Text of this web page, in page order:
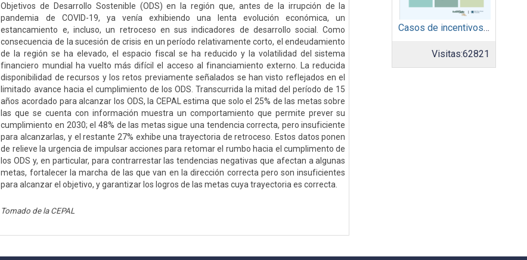
Objetivos de Desarrollo Sostenible (ODS) en la región que, antes de la irrupción de la
pandemia de COVID-19, ya venía exhibiendo una lenta evolución económica, un
estancamiento e, incluso, un retroceso en sus indicadores de desarrollo social. Como
consecuencia de la sucesión de crisis en un período relativamente corto, el endeudamiento
de la región se ha elevado, el espacio fiscal se ha reducido y la volatilidad del sistema
financiero mundial ha vuelto más difícil el acceso al financiamiento externo. La reducida
disponibilidad de recursos y los retos previamente señalados se han visto reflejados en el
limitado avance hacia el cumplimiento de los ODS. Transcurrida la mitad del período de 15
años acordado para alcanzar los ODS, la CEPAL estima que solo el 25% de las metas sobre
las que se cuenta con información muestra un comportamiento que permite prever su
cumplimiento en 2030; el 48% de las metas sigue una tendencia correcta, pero insuficiente
para alcanzarlas, y el restante 27% exhibe una trayectoria de retroceso. Estos datos ponen
de relieve la urgencia de impulsar acciones para retomar el rumbo hacia el cumplimento de
los ODS y, en particular, para contrarrestar las tendencias negativas que afectan a algunas
metas, fortalecer la marcha de las que van en la dirección correcta pero son insuficientes
para alcanzar el objetivo, y garantizar los logros de las metas cuya trayectoria es correcta.
Tomado de la CEPAL
Casos de incentivos sociales y de mercadeo
Visitas:62821